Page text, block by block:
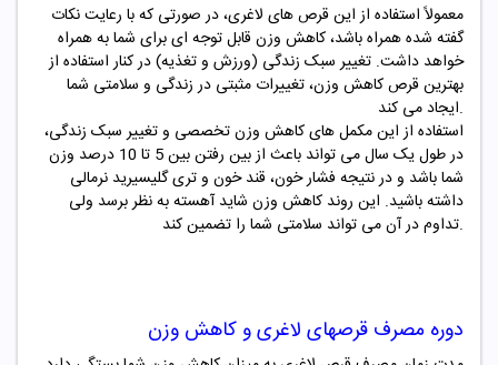
معمولاً استفاده از این قرص های لاغری، در صورتی که با رعایت نکات
گفته شده همراه باشد، کاهش وزن قابل توجه ای برای شما به همراه
خواهد داشت. تغییر سبک زندگی (ورزش و تغذیه) در کنار استفاده از
بهترین قرص کاهش وزن، تغییرات مثبتی در زندگی و سلامتی شما
ایجاد می کند.
استفاده از این مکمل های کاهش وزن تخصصی و تغییر سبک زندگی،
در طول یک سال می تواند باعث از بین رفتن بین 5 تا 10 درصد وزن
شما باشد و در نتیجه فشار خون، قند خون و تری گلیسیرید نرمالی
داشته باشید. این روند کاهش وزن شاید آهسته به نظر برسد ولی
تداوم در آن می تواند سلامتی شما را تضمین کند.
دوره مصرف قرصهای لاغری و کاهش وزن